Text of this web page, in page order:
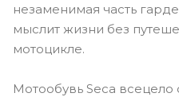
незаменимая часть
мыслит жизни без
мотоцикле.
Мотообувь Seca